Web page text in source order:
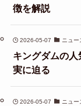
徴を解説
2026-05-07 ニュー
キングダムの
実に迫る
2026-05-07 ニュー